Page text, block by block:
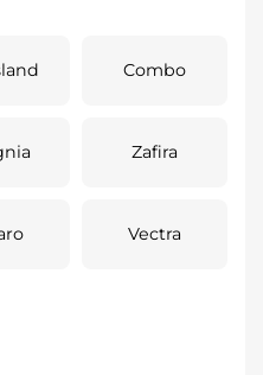
Combo
Zafira
Vectra